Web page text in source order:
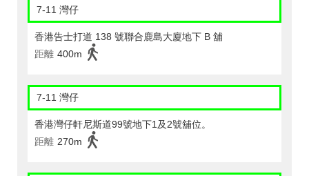
7-11 灣仔
香港告士打道 138 號聯合鹿島大廈地下 B 舖
距離 400m
7-11 灣仔
香港灣仔軒尼斯道99號地下1及2號舖位。
距離 270m